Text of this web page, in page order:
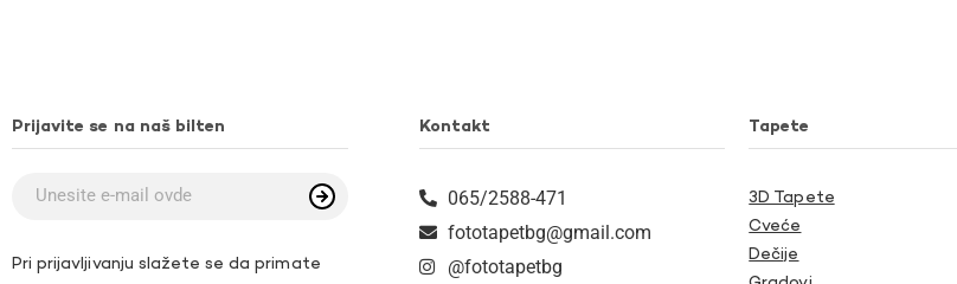
Prijavite se na naš bilten
Pri prijavljivanju slažete se da primate
Kontakt
065/2588-471
fototapetbg@gmail.com
@fototapetbg
Tapete
3D Tapete
Cveće
Dečije